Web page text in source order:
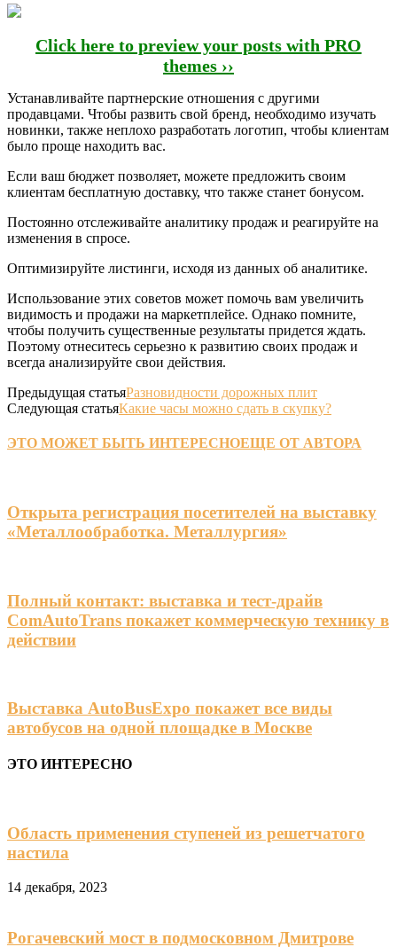
Click here to preview your posts with PRO
themes ››
Устанавливайте партнерские отношения с другими
продавцами. Чтобы развить свой бренд, необходимо изучать
новинки, также неплохо разработать логотип, чтобы клиентам
было проще находить вас.
Если ваш бюджет позволяет, можете предложить своим
клиентам бесплатную доставку, что также станет бонусом.
Постоянно отслеживайте аналитику продаж и реагируйте на
изменения в спросе.
Оптимизируйте листинги, исходя из данных об аналитике.
Использование этих советов может помочь вам увеличить
видимость и продажи на маркетплейсе. Однако помните,
чтобы получить существенные результаты придется ждать.
Поэтому отнеситесь серьезно к развитию своих продаж и
всегда анализируйте свои действия.
Предыдущая статьяРазновидности дорожных плит
Следующая статьяКакие часы можно сдать в скупку?
ЭТО МОЖЕТ БЫТЬ ИНТЕРЕСНОЕЩЕ ОТ АВТОРА
Открыта регистрация посетителей на выставку
«Металлообработка. Металлургия»
Полный контакт: выставка и тест-драйв
ComAutoTrans покажет коммерческую технику в
действии
Выставка AutoBusExpo покажет все виды
автобусов на одной площадке в Москве
ЭТО ИНТЕРЕСНО
Область применения ступеней из решетчатого
настила
14 декабря, 2023
Рогачевский мост в подмосковном Дмитрове